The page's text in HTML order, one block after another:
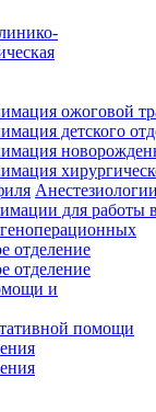
ожоговой
детского
для работы
отделение
отделение
и
помощи